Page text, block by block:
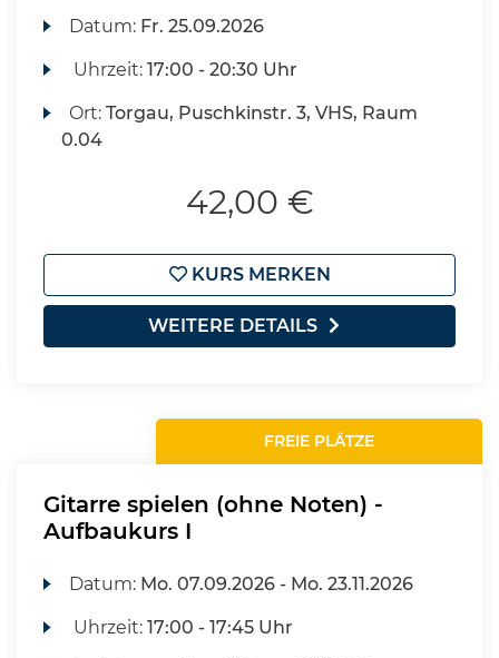
Datum: Fr. 25.09.2026
Uhrzeit:17:00 - 20:30 Uhr
Ort:Torgau, Puschkinstr. 3, VHS, Raum
0.04
42,00 €
KURS MERKEN
WEITERE DETAILS
FREIE PLÄTZE
Gitarre spielen (ohne Noten) -
Aufbaukurs I
Datum: Mo. 07.09.2026 - Mo. 23.11.2026
Uhrzeit:17:00 - 17:45 Uhr